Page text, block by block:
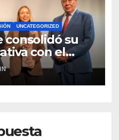
UNCATEGORIZED
consolidó su
con el
Brotes 2026